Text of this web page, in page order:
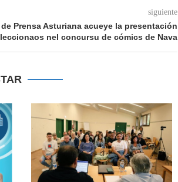
siguiente
Prensa Asturiana acueye la presentación
nel concursu de cómics de Nava